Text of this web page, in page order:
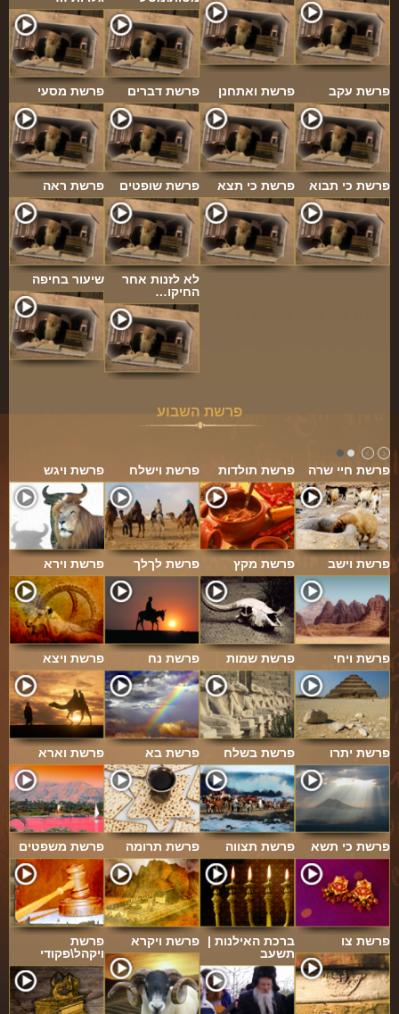
פרשת מסעי פרשת דברים פרשת ואתחנן פרשת עקב
פרשת ראה פרשת שופטים פרשת כי תצא פרשת כי תבוא
שיעור בחיפה
לא לזנות אחר
החיקו…
פרשת השבוע
פרשת ויגש פרשת וישלח פרשת תולדות פרשת חיי שרה
פרשת וירא פרשת לךלך פרשת מקץ פרשת וישב
פרשת ויצא פרשת נח פרשת שמות פרשת ויחי
פרשת וארא פרשת בא פרשת בשלח פרשת יתרו
פרשת משפטים פרשת תרומה פרשת תצווה פרשת כי תשא
פרשת
ויקהל\פקודי
פרשת ויקרא
ברכת האילנות |
תשעב
פרשת צו